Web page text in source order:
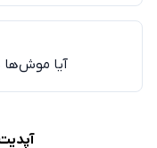
آیا موش‌ها